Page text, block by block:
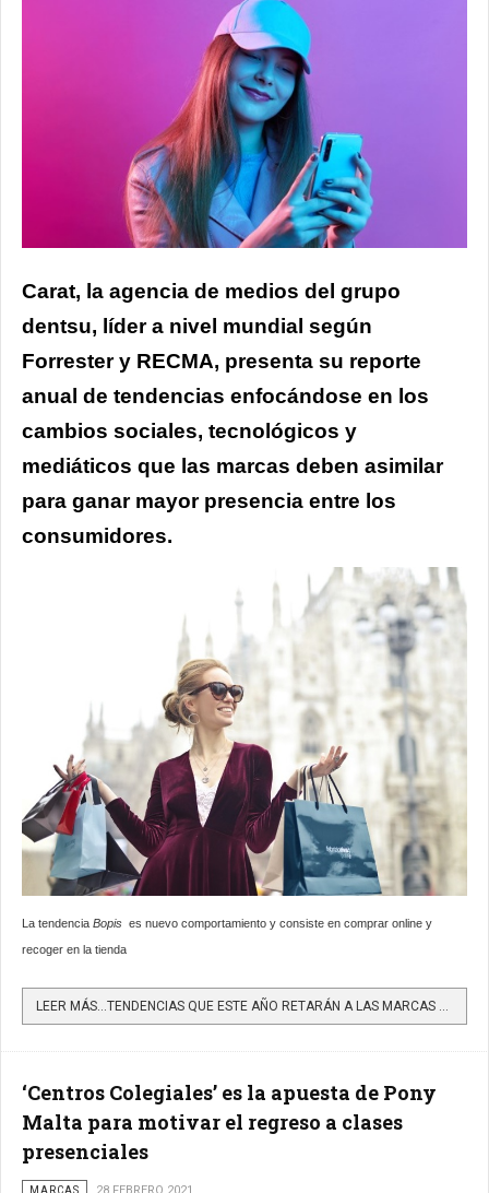
Carat, la agencia de medios del grupo
dentsu, líder a nivel mundial según
Forrester y RECMA, presenta su reporte
anual de tendencias enfocándose en los
cambios sociales, tecnológicos y
mediáticos que las marcas deben asimilar
para ganar mayor presencia entre los
consumidores.
La tendencia Bopis es nuevo comportamiento y consiste en comprar online y
recoger en la tienda
LEER MÁS…TENDENCIAS QUE ESTE AÑO RETARÁN A LAS MARCAS EN SU RELACIÓN CON EL CONSUMIDOR
‘Centros Colegiales’ es la apuesta de Pony
Malta para motivar el regreso a clases
presenciales